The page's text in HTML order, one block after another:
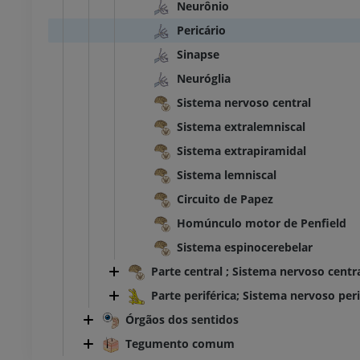
Neurônio
Pericário
Sinapse
Neuróglia
Sistema nervoso central
Sistema extralemniscal
Sistema extrapiramidal
Sistema lemniscal
Circuito de Papez
Homúnculo motor de Penfield
Sistema espinocerebelar
Parte central ; Sistema nervoso
Parte periférica; Sistema nervoso
Órgãos dos sentidos
Tegumento comum